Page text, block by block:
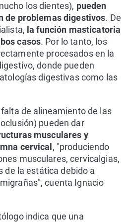
los dientes), pueden
de problemas digestivos. De
la función masticatoria
casos. Por lo tanto, los
procesados en la
donde pueden
digestivas como las
de alineamiento de las
pueden dar
musculares y
cervical , "produciendo
musculares, cervicalgias,
de la estática debido a
cuenta Ignacio
indica que una